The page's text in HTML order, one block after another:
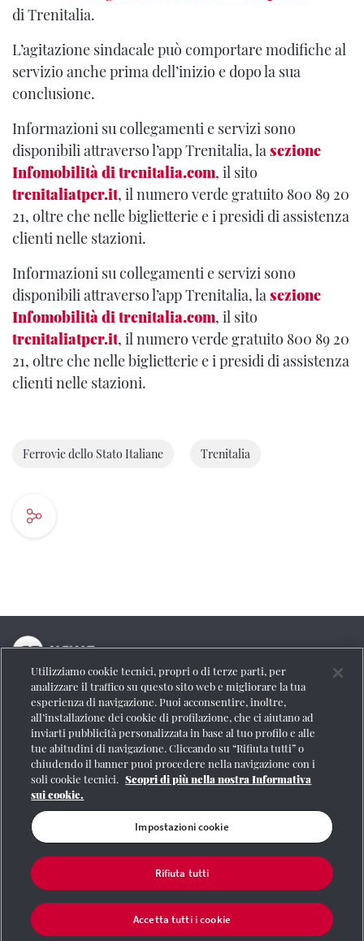
di Trenitalia.
L’agitazione sindacale può comportare modifiche al
servizio anche prima dell’inizio e dopo la sua
conclusione.
Informazioni su collegamenti e servizi sono
disponibili attraverso l’app Trenitalia, lasezione
Infomobilità di trenitalia.com, il sito
trenitaliatper.it, il numero verde gratuito 800 89 20
21, oltre che nelle biglietterie e i presidi di assistenza
clienti nelle stazioni.
Informazioni su collegamenti e servizi sono
disponibili attraverso l’app Trenitalia, lasezione
Infomobilità di trenitalia.com, il sito
trenitaliatper.it, il numero verde gratuito 800 89 20
21, oltre che nelle biglietterie e i presidi di assistenza
clienti nelle stazioni.
Ferrovie dello Stato Italiane Trenitalia
La testata online del Gruppo FS Italiane
Social
Se vuoi contattarci o avere altre informazioni
CONTATTI
Registrazione Tribunale di Roma n° 204/2009
| |Credits | Protezione dei dati personali
Partita
Iva 06359501001
Utilizziamo cookie tecnici, propri o di terze parti, per
analizzare il traffico su questo sito web e migliorare la tua
esperienza di navigazione. Puoi acconsentire, inoltre,
all’installazione dei cookie di profilazione, che ci aiutano ad
inviarti pubblicità personalizzata in base al tuo profilo e alle
tue abitudini di navigazione. Cliccando su “Rifiuta tutti” o
chiudendo il banner puoi procedere nella navigazione con i
soli cookie tecnici. Scopri di più nella nostra Informativa
sui cookie.
Impostazioni cookie
Rifiuta tutti
Accetta tutti i cookie